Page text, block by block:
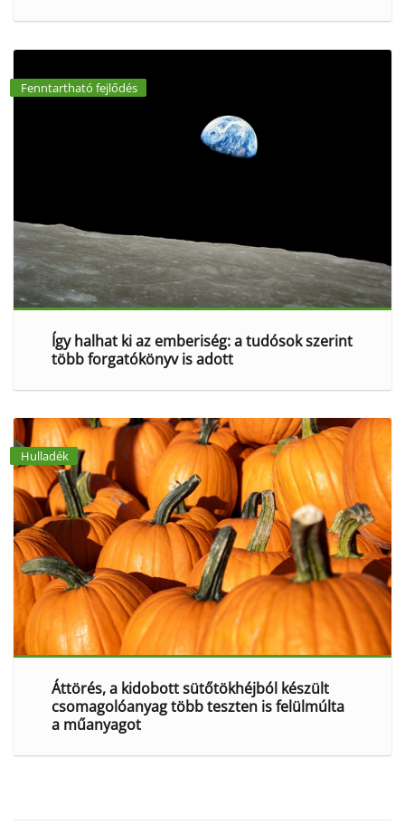
Fenntartható fejlődés
Így halhat ki az emberiség: a tudósok szerint
több forgatókönyv is adott
Hulladék
Áttörés, a kidobott sütőtökhéjból készült
csomagolóanyag több teszten is felülmúlta
a műanyagot